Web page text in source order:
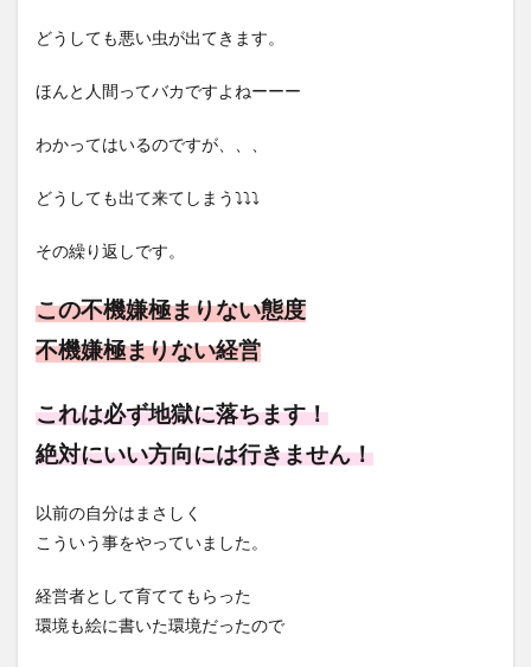
どうしても悪い虫が出てきます。
ほんと人間ってバカですよねーーー
わかってはいるのですが、、、
どうしても出て来てしまう⤵⤵⤵
その繰り返しです。
この不機嫌極まりない態度
不機嫌極まりない経営
これは必ず地獄に落ちます！
絶対にいい方向には行きません！
以前の自分はまさしく
こういう事をやっていました。
経営者として育ててもらった
環境も絵に書いた環境だったので